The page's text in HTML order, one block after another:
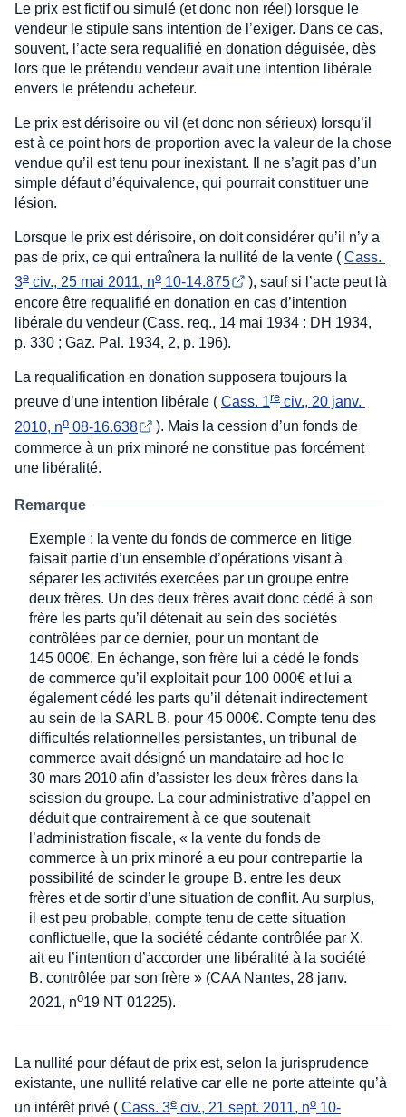
Le prix est fictif ou simulé (et donc non réel) lorsque le
vendeur le stipule sans intention de l’exiger. Dans ce cas,
souvent, l’acte sera requalifié en donation déguisée, dès
lors que le prétendu vendeur avait une intention libérale
envers le prétendu acheteur.
Le prix est dérisoire ou vil (et donc non sérieux) lorsqu’il
est à ce point hors de proportion avec la valeur de la chose
vendue qu’il est tenu pour inexistant. Il ne s’agit pas d’un
simple défaut d’équivalence, qui pourrait constituer une
lésion.
Lorsque le prix est dérisoire, on doit considérer qu’il n’y a
pas de prix, ce qui entraînera la nullité de la vente ( Cass.
3e civ., 25 mai 2011, no 10-14.875
), sauf si l’acte peut là
encore être requalifié en donation en cas d’intention
libérale du vendeur (Cass. req., 14 mai 1934 : DH 1934,
p. 330 ; Gaz. Pal. 1934, 2, p. 196).
La requalification en donation supposera toujours la
preuve d’une intention libérale ( Cass. 1re civ., 20 janv.
2010, no 08-16.638
). Mais la cession d’un fonds de
commerce à un prix minoré ne constitue pas forcément
une libéralité.
Remarque
Exemple : la vente du fonds de commerce en litige
faisait partie d’un ensemble d’opérations visant à
séparer les activités exercées par un groupe entre
deux frères. Un des deux frères avait donc cédé à son
frère les parts qu’il détenait au sein des sociétés
contrôlées par ce dernier, pour un montant de
145 000€. En échange, son frère lui a cédé le fonds
de commerce qu’il exploitait pour 100 000€ et lui a
également cédé les parts qu’il détenait indirectement
au sein de la SARL B. pour 45 000€. Compte tenu des
difficultés relationnelles persistantes, un tribunal de
commerce avait désigné un mandataire ad hoc le
30 mars 2010 afin d’assister les deux frères dans la
scission du groupe. La cour administrative d’appel en
déduit que contrairement à ce que soutenait
l’administration fiscale, « la vente du fonds de
commerce à un prix minoré a eu pour contrepartie la
possibilité de scinder le groupe B. entre les deux
frères et de sortir d’une situation de conflit. Au surplus,
il est peu probable, compte tenu de cette situation
conflictuelle, que la société cédante contrôlée par X.
ait eu l’intention d’accorder une libéralité à la société
B. contrôlée par son frère » (CAA Nantes, 28 janv.
2021, no19 NT 01225).
La nullité pour défaut de prix est, selon la jurisprudence
existante, une nullité relative car elle ne porte atteinte qu’à
un intérêt privé ( Cass. 3e civ., 21 sept. 2011, no 10-